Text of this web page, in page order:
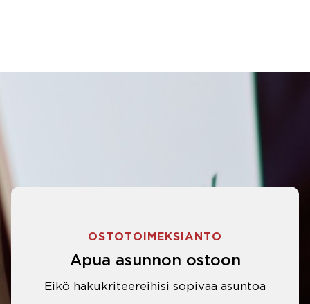
OSTOTOIMEKSIANTO
Apua asunnon ostoon
Eikö hakukriteereihisi sopivaa asuntoa